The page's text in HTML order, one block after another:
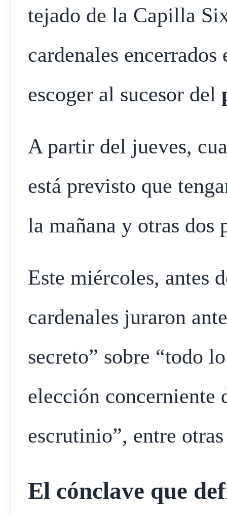
tejado de la Capilla
cardenales
escoger al sucesor del
A partir del jueves,
está previsto que
la mañana y otras dos
Este miércoles, antes
cardenales juraron
secreto” sobre “todo
elección concerniente
escrutinio”, entre otras
El cónclave que